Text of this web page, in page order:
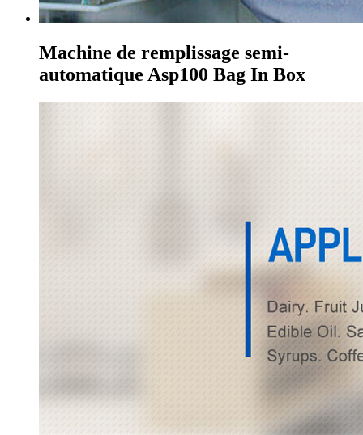
Machine de remplissage semi-
automatique Asp100 Bag In Box